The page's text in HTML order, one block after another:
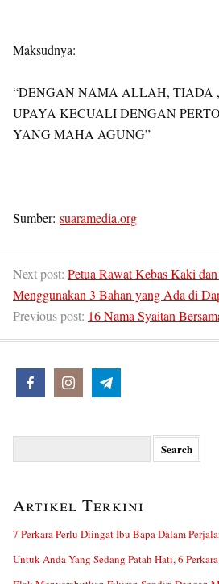
Maksudnya:
“DENGAN NAMA ALLAH, TIADA
UPAYA KECUALI DENGAN
YANG MAHA AGUNG”
Sumber: suaramedia.org
Next post: Petua Rawat Kebas Kaki
Menggunakan 3 Bahan yang Ada di
Previous post: 16 Nama Syaitan
Artikel Terkini
7 Perkara Perlu Diingat Ibu Bapa Dalam
Untuk Anda Yang Sedang Patah Hati, 6